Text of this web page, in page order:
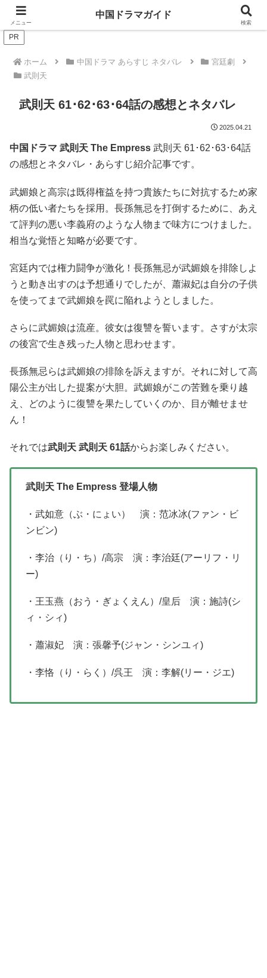
ドラマは歴史を知るともっと面白い！
PR
ホーム 中国ドラマ あらすじ ネタバレ
宮廷劇
武則天
武則天 61･62･63･64話の感想とネタバレ
2025.04.21
中国ドラマ 武則天 The Empress 武則天 61 ･62･63･64話
の感想とネタバレ・あらすじ紹介記事です。
武媚娘と高宗は既得権益を持つ貴族たちに対抗するため家
柄の低い者たちを採用。長孫無忌を打倒するために、あえ
て評判の悪い李義府のような人物まで味方につけました。
相当な覚悟と知略が必要です。
宮廷内では権力闘争が激化！長孫無忌が武媚娘を排除しよ
うと動き出すのは予想通りでしたが、蕭淑妃は自分の子供
を使ってまで武媚娘を罠に陥れようとしました。
さらに武媚娘は流産。彼女は復讐を誓います。さすが太宗
の後宮で生き残った人物と思わせます。
長孫無忌らは武媚娘の排除を訴えますが。それに対して高
陽公主が出した提案が大胆。武媚娘がこの苦難を乗り越
え、どのように復讐を果たしていくのか、目が離せませ
ん！
それでは武則天 武則天 61話からお楽しみください。
武則天 The Empress 登場人物
・武如意（ぶ・にょい） 演：范冰冰(ファン・ビ
ンビン)
・李治（り・ち）/高宗 演：李治廷(アーリフ・リ
ー)
・王玉燕（おう・ぎょくえん）/皇后 演：施詩(シ
ィ・シィ)
・蕭淑妃 演：張馨予(ジャン・シンユィ)
・李恪（り・らく）/呉王 演：李解(リー・ジエ)
メニュー
中国ドラマガイド
検索